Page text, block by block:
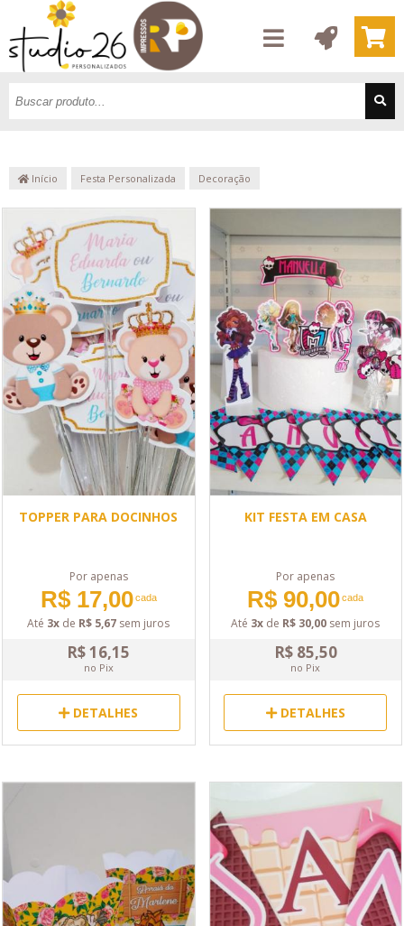
Início Festa Personalizada Decoração
TOPPER PARA DOCINHOS
Por apenas
R$ 17,00cada
Até 3x de R$ 5,67 sem juros
R$ 16,15
no Pix
DETALHES
KIT FESTA EM CASA
Por apenas
R$ 90,00cada
Até 3x de R$ 30,00 sem juros
R$ 85,50
no Pix
DETALHES